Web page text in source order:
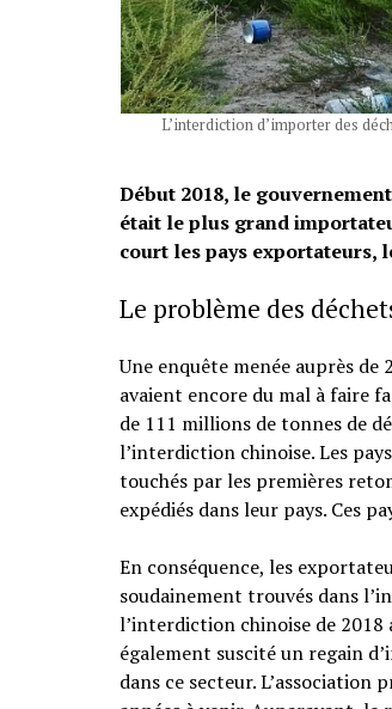
L’interdiction d’importer des
Début 2018, le
était le plus grand
court les pays exportateurs,
Le problème des
Une enquête menée auprès
avaient encore du mal à faire
de 111 millions de tonnes de
l’interdiction chinoise. Les
touchés par les premières
expédiés dans leur pays. Ces
En conséquence, les
soudainement trouvés dans
l’interdiction chinoise de 2018
également suscité un regain
dans ce secteur.